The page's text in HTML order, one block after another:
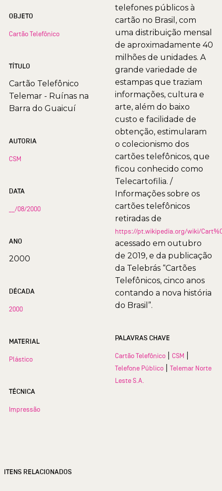
OBJETO
Cartão Telefônico
TÍTULO
Cartão Telefônico
Telemar - Ruínas na
Barra do Guaicuí
AUTORIA
CSM
DATA
__/08/2000
ANO
2000
DÉCADA
2000
MATERIAL
Plástico
TÉCNICA
Impressão
telefones públicos à
cartão no Brasil, com
uma distribuição mensal
de aproximadamente 40
milhões de unidades. A
grande variedade de
estampas que traziam
informações, cultura e
arte, além do baixo
custo e facilidade de
obtenção, estimularam
o colecionismo dos
cartões telefônicos, que
ficou conhecido como
Telecartofilia. /
Informações sobre os
cartões telefônicos
retiradas de
https://pt.wikipedia.org/wiki/
acessado em outubro
de 2019, e da publicação
da Telebrás “Cartões
Telefônicos, cinco anos
contando a nova história
do Brasil”.
PALAVRAS CHAVE
Cartão Telefônico CSM
Telefone Público
Telemar Norte
Leste S.A.
ITENS RELACIONADOS